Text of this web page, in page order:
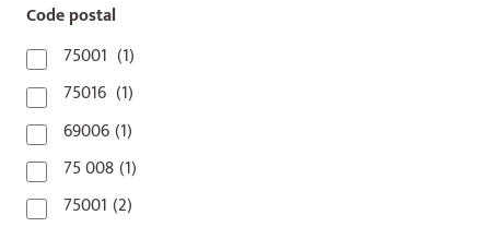
Code postal
75001 (1)
75016 (1)
69006(1)
75 008(1)
75001 (2)